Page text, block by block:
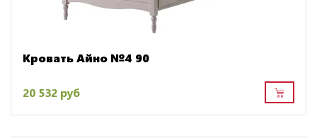
Кровать Айно №4 90
20 532 руб